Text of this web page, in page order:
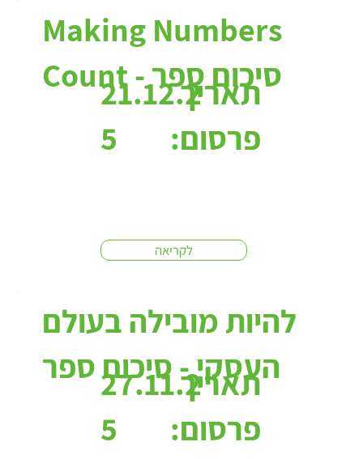
Making Numbers
Count - סיכום ספר
לקריאה
21.12.2
5
תאריך
פרסום:
להיות מובילה בעולם
העסקי - סיכום ספר
27.11.2
5
תאריך
פרסום: